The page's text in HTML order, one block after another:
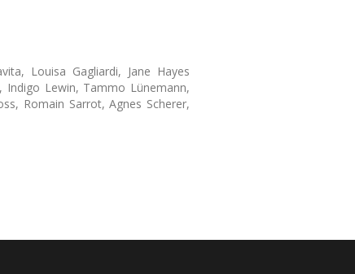
Louisa Gagliardi, Jane Hayes
Indigo Lewin, Tammo Lünemann,
Romain Sarrot, Agnes Scherer,